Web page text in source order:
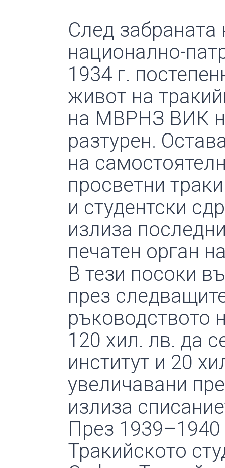
След забраната
национално-
1934 г.
живот на
на МВРНЗ ВИК
разтурен.
на
просветни
и студентски
излиза
печатен орган
В тези посоки
през
ръководството
120 хил. лв. да
институт и 20
увеличавани
излиза
През 1939–1940
Тракийското